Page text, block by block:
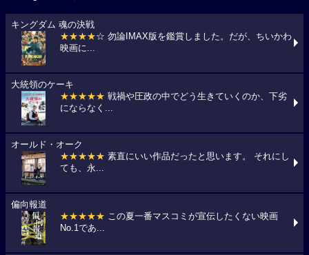
キングダム 魂の決戦
★★★★☆ 勿論IMAX版を鑑賞しました。だが、ちいかわ
映画に...
大統領のケーキ
★★★★★ 戦禍や圧政の中でどう生きていくのか、下劣
にならなく...
オールド・オーク
★★★★★ 素直にいい作品だったと思います。 それにし
ても、永...
偏向報道
★★★★★ この夏一番マスコミが宣伝したくない映画
No.1であ...